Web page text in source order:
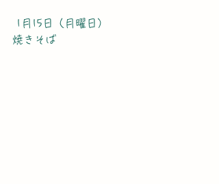
1月15日（月曜日）
焼きそば